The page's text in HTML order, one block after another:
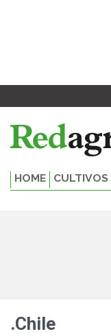
HOME CULTIVOS
.Chile